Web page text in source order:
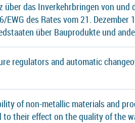
über das Inverkehrbringen von
EWG des Rates vom 21.
über Bauprodukte und
regulators and automatic
of non-metallic materials and
to their effect on the quality of the